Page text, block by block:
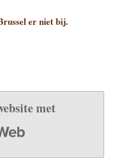
er niet bij.
met